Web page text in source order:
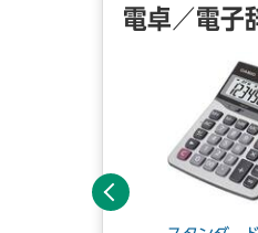
電卓／電子
前へ